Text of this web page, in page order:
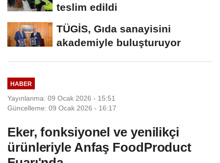
teslim edildi
TÜGİS, Gıda sanayisini
akademiyle buluşturuyor
HABER
Yayınlanma: 09 Ocak 2026 - 15:51
Güncelleme: 09 Ocak 2026 - 16:17
Eker, fonksiyonel ve yenilikçi
ürünleriyle Anfaş FoodProduct